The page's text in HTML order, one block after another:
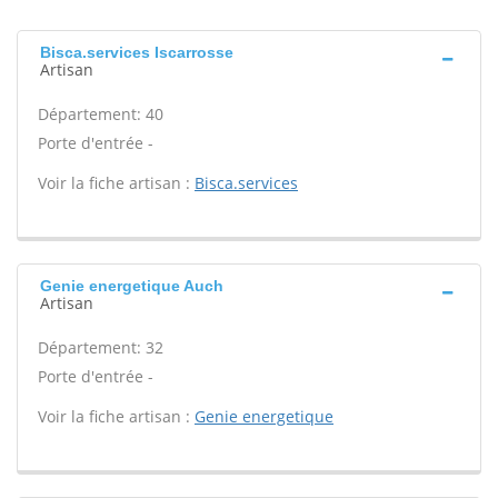
Bisca.services Iscarrosse
Artisan
Département: 40
Porte d'entrée -
Voir la fiche artisan : Bisca.services
Genie energetique Auch
Artisan
Département: 32
Porte d'entrée -
Voir la fiche artisan : Genie energetique